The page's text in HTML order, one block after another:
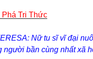
Phá Tri Thức
Nữ tu sĩ vĩ đại
người bần cùng nhất xã